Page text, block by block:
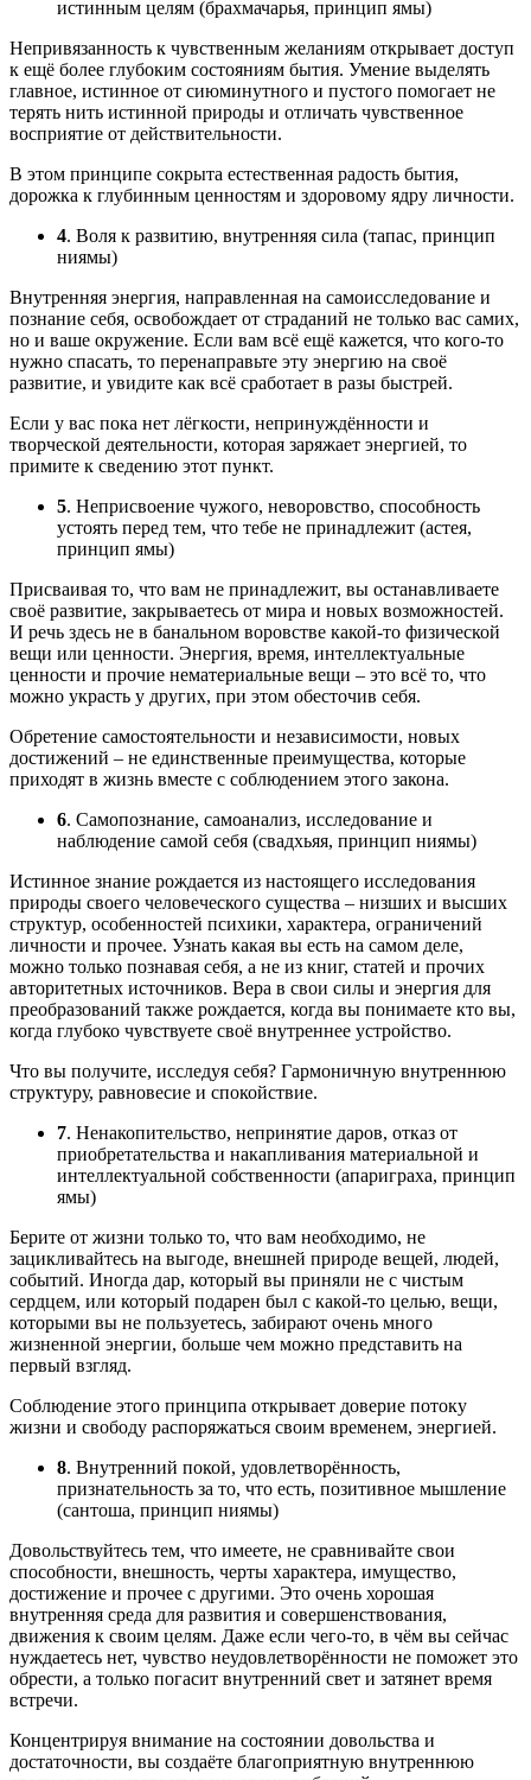
истинным целям (брахмачарья, принцип ямы)
Непривязанность к чувственным желаниям открывает доступ
к ещё более глубоким состояниям бытия. Умение выделять
главное, истинное от сиюминутного и пустого помогает не
терять нить истинной природы и отличать чувственное
восприятие от действительности.
В этом принципе сокрыта естественная радость бытия,
дорожка к глубинным ценностям и здоровому ядру личности.
4. Воля к развитию, внутренняя сила (тапас, принцип
ниямы)
Внутренняя энергия, направленная на самоисследование и
познание себя, освобождает от страданий не только вас самих,
но и ваше окружение. Если вам всё ещё кажется, что кого-то
нужно спасать, то перенаправьте эту энергию на своё
развитие, и увидите как всё сработает в разы быстрей.
Если у вас пока нет лёгкости, непринуждённости и
творческой деятельности, которая заряжает энергией, то
примите к сведению этот пункт.
5. Неприсвоение чужого, неворовство, способность
устоять перед тем, что тебе не принадлежит (астея,
принцип ямы)
Присваивая то, что вам не принадлежит, вы останавливаете
своё развитие, закрываетесь от мира и новых возможностей.
И речь здесь не в банальном воровстве какой-то физической
вещи или ценности. Энергия, время, интеллектуальные
ценности и прочие нематериальные вещи – это всё то, что
можно украсть у других, при этом обесточив себя.
Обретение самостоятельности и независимости, новых
достижений – не единственные преимущества, которые
приходят в жизнь вместе с соблюдением этого закона.
6. Самопознание, самоанализ, исследование и
наблюдение самой себя (свадхьяя, принцип ниямы)
Истинное знание рождается из настоящего исследования
природы своего человеческого существа – низших и высших
структур, особенностей психики, характера, ограничений
личности и прочее. Узнать какая вы есть на самом деле,
можно только познавая себя, а не из книг, статей и прочих
авторитетных источников. Вера в свои силы и энергия для
преобразований также рождается, когда вы понимаете кто вы,
когда глубоко чувствуете своё внутреннее устройство.
Что вы получите, исследуя себя? Гармоничную внутреннюю
структуру, равновесие и спокойствие.
7. Ненакопительство, непринятие даров, отказ от
приобретательства и накапливания материальной и
интеллектуальной собственности (апариграха, принцип
ямы)
Берите от жизни только то, что вам необходимо, не
зацикливайтесь на выгоде, внешней природе вещей, людей,
событий. Иногда дар, который вы приняли не с чистым
сердцем, или который подарен был с какой-то целью, вещи,
которыми вы не пользуетесь, забирают очень много
жизненной энергии, больше чем можно представить на
первый взгляд.
Соблюдение этого принципа открывает доверие потоку
жизни и свободу распоряжаться своим временем, энергией.
8. Внутренний покой, удовлетворённость,
признательность за то, что есть, позитивное мышление
(сантоша, принцип ниямы)
Довольствуйтесь тем, что имеете, не сравнивайте свои
способности, внешность, черты характера, имущество,
достижение и прочее с другими. Это очень хорошая
внутренняя среда для развития и совершенствования,
движения к своим целям. Даже если чего-то, в чём вы сейчас
нуждаетесь нет, чувство неудовлетворённости не поможет это
обрести, а только погасит внутренний свет и затянет время
встречи.
Концентрируя внимание на состоянии довольства и
достаточности, вы создаёте благоприятную внутреннюю